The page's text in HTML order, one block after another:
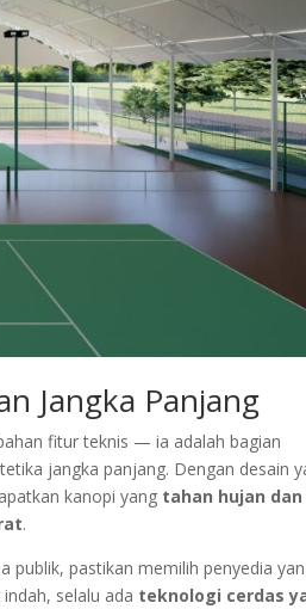
Jangka Panjang
fitur teknis — ia adalah bagian
jangka panjang. Dengan desain
kanopi yang tahan hujan dan
.
publik, pastikan memilih penyedia
selalu ada teknologi cerdas